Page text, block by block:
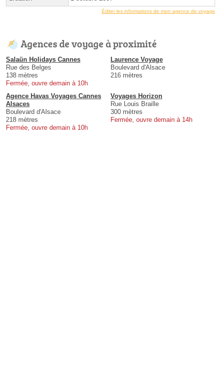
Éditer les informations de mon agence de voyage
Agences de voyage à proximité
Salaün Holidays Cannes
Rue des Belges
138 mètres
Fermée, ouvre demain à 10h
Laurence Voyage
Boulevard d'Alsace
216 mètres
Agence Havas Voyages Cannes
Alsaces
Boulevard d'Alsace
218 mètres
Fermée, ouvre demain à 10h
Voyages Horizon
Rue Louis Braille
300 mètres
Fermée, ouvre demain à 14h